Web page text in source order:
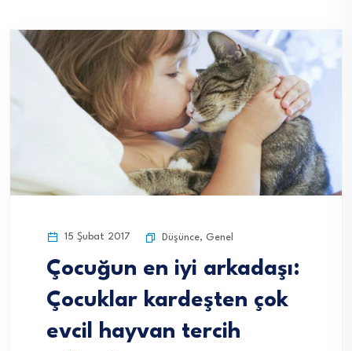
15 Şubat 2017 Düşünce, Genel
Çocuğun en iyi arkadaşı:
Çocuklar kardeşten çok
evcil hayvan tercih